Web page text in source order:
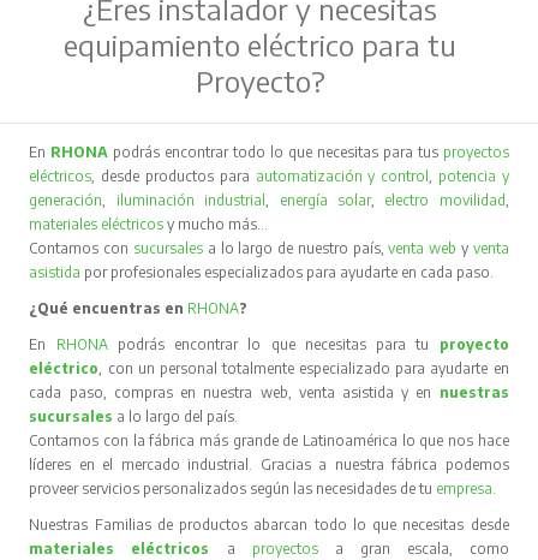
¿Eres instalador y necesitas
equipamiento eléctrico para tu
Proyecto?
En RHONA podrás encontrar todo lo que necesitas para tus proyectos
eléctricos, desde productos para automatización y control, potencia y
generación, iluminación industrial, energía solar, electro movilidad,
materiales eléctricos y mucho más…
Contamos con sucursales a lo largo de nuestro país,venta web y venta
asistida por profesionales especializados para ayudarte en cada paso.
¿Qué encuentras en RHONA?
En RHONA podrás encontrar lo que necesitas para tu proyecto
eléctrico, con un personal totalmente especializado para ayudarte en
cada paso, compras en nuestra web, venta asistida y en nuestras
sucursales a lo largo del país.
Contamos con la fábrica más grande de Latinoamérica lo que nos hace
líderes en el mercado industrial. Gracias a nuestra fábrica podemos
proveer servicios personalizados según las necesidades de tu empresa.
Nuestras Familias de productos abarcan todo lo que necesitas desde
materiales eléctricos
a proyectos
a gran escala, como